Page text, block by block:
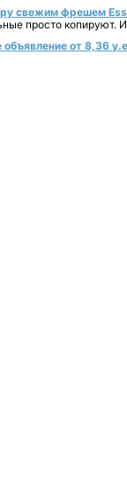
свежим фрешем
просто копируют.
от 8,36